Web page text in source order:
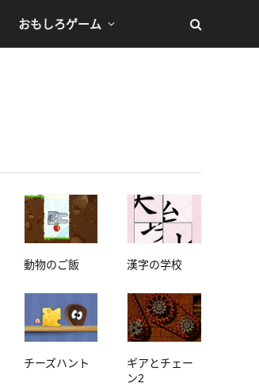
おもしろゲーム
動物のご飯 漢字の学校
チーズハント
ギアとチェー
ン2